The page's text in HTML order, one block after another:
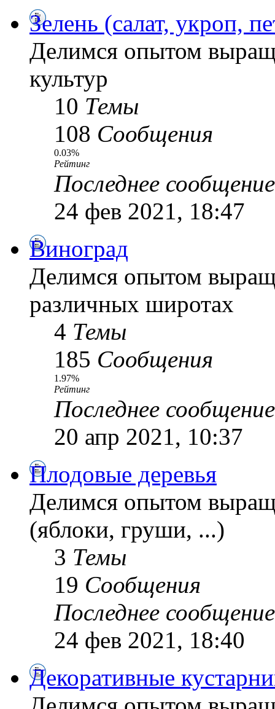
Зелень (салат, укроп,
Делимся опытом
культур
10 Темы
108 Сообщения
0.03%
Рейтинг
Последнее сообщение
24 фев 2021, 18:47
Виноград
Делимся опытом
различных широтах
4 Темы
185 Сообщения
1.97%
Рейтинг
Последнее сообщение
20 апр 2021, 10:37
Плодовые деревья
Делимся опытом
(яблоки, груши, ...)
3 Темы
19 Сообщения
Последнее сообщение
24 фев 2021, 18:40
Декоративные